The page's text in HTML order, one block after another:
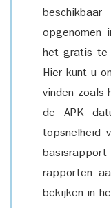
opgenomen
het gratis te
Hier kunt u
vinden zoals
de APK
topsnelheid
rapporten
bekijken in